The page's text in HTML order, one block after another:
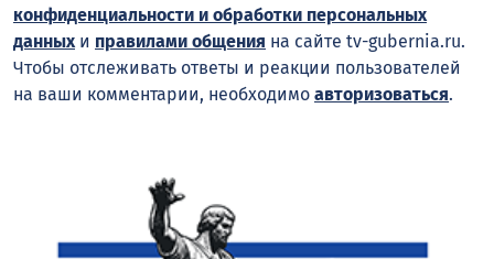
конфиденциальности и обработки персональных
данныхи правилами общения на сайте tv-gubernia.ru.
Чтобы отслеживать ответы и реакции пользователей
на ваши комментарии, необходимо авторизоваться.